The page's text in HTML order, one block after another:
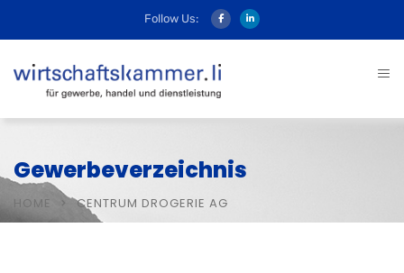
Follow Us:
Gewerbeverzeichnis
HOME CENTRUM DROGERIE AG